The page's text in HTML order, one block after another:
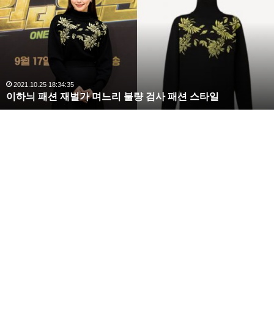
해
라
김
완
벽
한
2020.10.03 10:59:30
복수해라 김사랑, 완벽한 S라인 몸매 시선 압도